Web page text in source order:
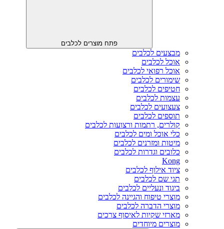
פתח מוצרים לכלבים
מבצעים לכלבים
אוכל לכלבים
אוכל רפואי לכלבים
שימורים לכלבים
חטיפים לכלבים
עצמות לכלבים
צעצועים לכלבים
תוספים לכלבים
קולרים, רתמות ורצועות לכלבים
כלי אוכל ומים לכלבים
מיטות ומזרנים לכלבים
כלובים וגדרות לכלבים
Kong
ציוד אילוף לכלבים
תגי שם לכלבים
ביגוד ונעליים לכלבים
מוצרי טיפוח והגיינה לכלבים
מוצרי הדברה לכלבים
מארזי שקיות לאיסוף צרכים
מוצרים מיוחדים